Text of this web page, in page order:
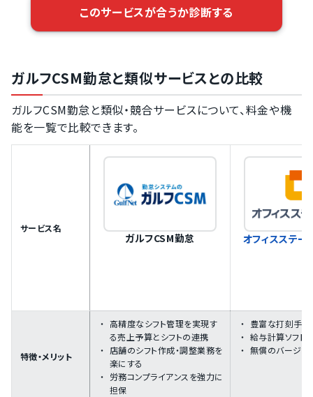
このサービスが合うか診断する
ガルフCSM勤怠と類似サービスとの比較
ガルフCSM勤怠と類似・競合サービスについて、料金や機
能を一覧で比較できます。
サービス名
ガルフCSM勤怠 オフィスステー
特徴・メリット
高精度なシフト管理を実現す
る売上予算とシフトの連携
店舗のシフト作成・調整業務を
楽にする
労務コンプライアンスを強力に
担保
豊富な打刻手段
給与計算ソフト
無償のバージョ